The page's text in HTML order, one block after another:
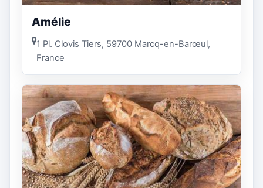
Amélie
1 Pl. Clovis Tiers, 59700 Marcq-en-Barœul,
France